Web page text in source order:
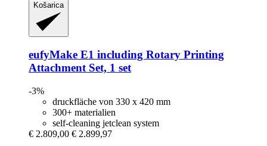
Košarica
eufyMake E1 including Rotary Printing
Attachment Set, 1 set
-3%
druckfläche von 330 x 420 mm
300+ materialien
self-cleaning jetclean system
€ 2.809,00 € 2.899,97